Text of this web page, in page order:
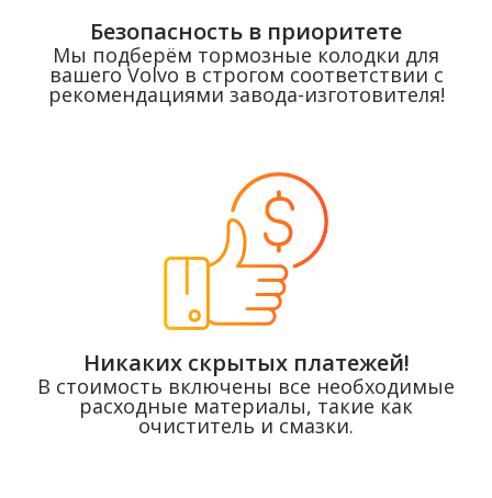
Безопасность в приоритете
Мы подберём тормозные колодки для
вашего Volvo в строгом соответствии с
рекомендациями завода-изготовителя!
Никаких скрытых платежей!
В стоимость включены все необходимые
расходные материалы, такие как
очиститель и смазки.